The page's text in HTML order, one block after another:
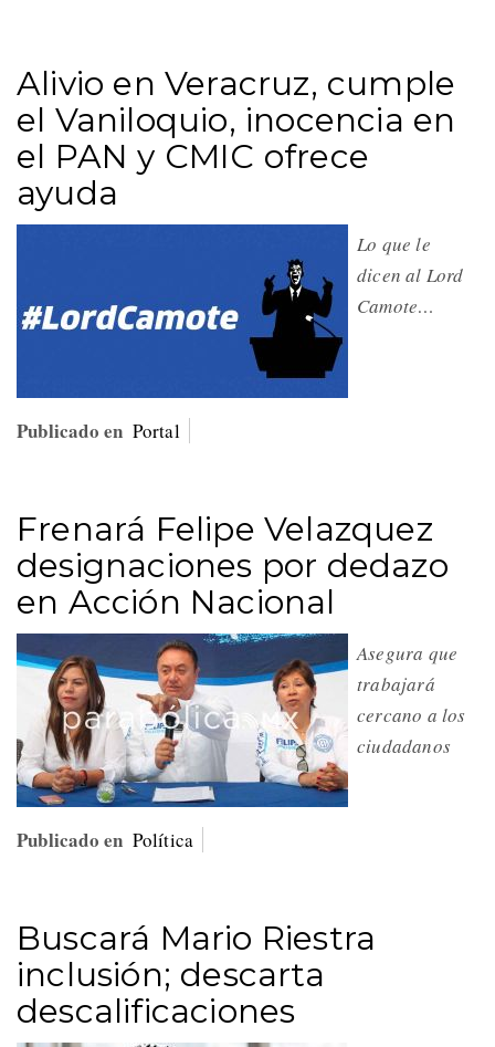
Alivio en Veracruz, cumple
el Vaniloquio, inocencia en
el PAN y CMIC ofrece
ayuda
Lo que le
dicen al Lord
Camote…
Publicado en Portal
Frenará Felipe Velazquez
designaciones por dedazo
en Acción Nacional
Asegura que
trabajará
cercano a los
ciudadanos
Publicado en Política
Buscará Mario Riestra
inclusión; descarta
descalificaciones